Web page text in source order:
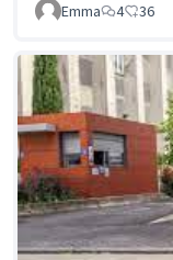
Emma
4 36